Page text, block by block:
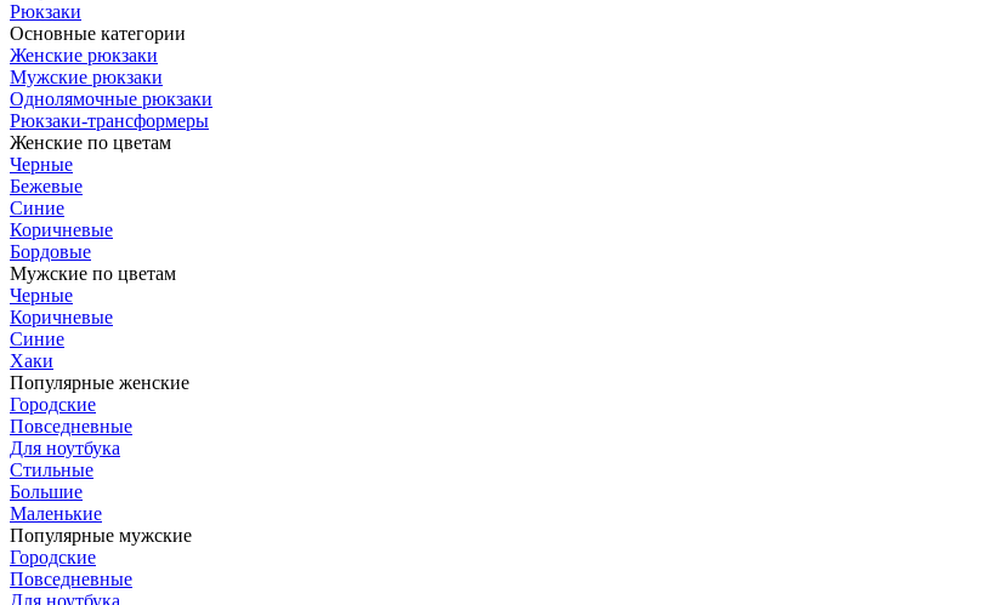
Рюкзаки
Основные категории
Женские рюкзаки
Мужские рюкзаки
Однолямочные рюкзаки
Рюкзаки-трансформеры
Женские по цветам
Черные
Бежевые
Синие
Коричневые
Бордовые
Мужские по цветам
Черные
Коричневые
Синие
Хаки
Популярные женские
Городские
Повседневные
Для ноутбука
Стильные
Большие
Маленькие
Популярные мужские
Городские
Повседневные
Для ноутбука